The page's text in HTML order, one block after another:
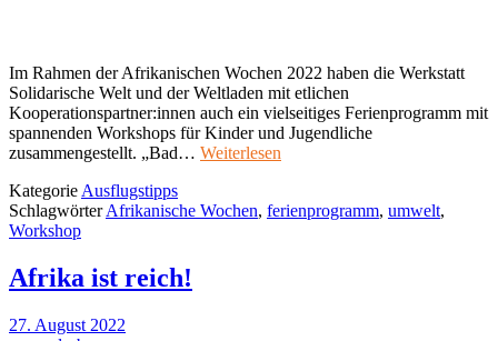
Im Rahmen der Afrikanischen Wochen 2022 haben die Werkstatt
Solidarische Welt und der Weltladen mit etlichen
Kooperationspartner:innen auch ein vielseitiges Ferienprogramm mit
spannenden Workshops für Kinder und Jugendliche
zusammengestellt. „Bad… Weiterlesen
KategorieAusflugstipps
SchlagwörterAfrikanische Wochen, ferienprogramm, umwelt,
Workshop
Afrika ist reich!
27. August 2022